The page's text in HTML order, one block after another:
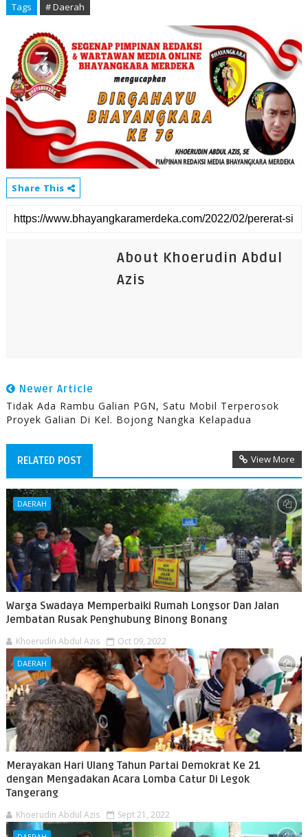
Tags # Daerah
Share This
About Khoerudin Abdul
Azis
Newer Article
Tidak Ada Rambu Galian PGN, Satu Mobil Terperosok
Proyek Galian Di Kel. Bojong Nangka Kelapadua
RELATED POST View More
DAERAH
Warga Swadaya Memperbaiki Rumah Longsor Dan Jalan
Jembatan Rusak Penghubung Binong Bonang
Khoerudin Abdul Azis Oct 09, 2022
DAERAH
Merayakan Hari Ulang Tahun Partai Demokrat Ke 21
dengan Mengadakan Acara Lomba Catur Di Legok
Tangerang
Khoerudin Abdul Azis Sept 21, 2022